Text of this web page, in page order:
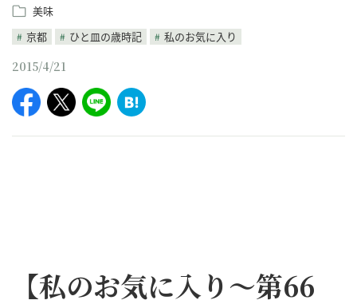
美味
京都
ひと皿の歳時記 私のお気に入り
2015/4/21
【私のお気に入り～第66